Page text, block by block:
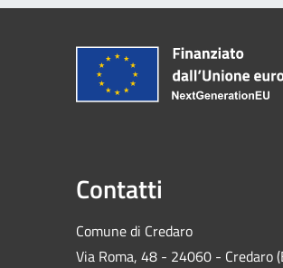
Contatti
Comune di Credaro
Via Roma, 48 - 24060 - Credaro